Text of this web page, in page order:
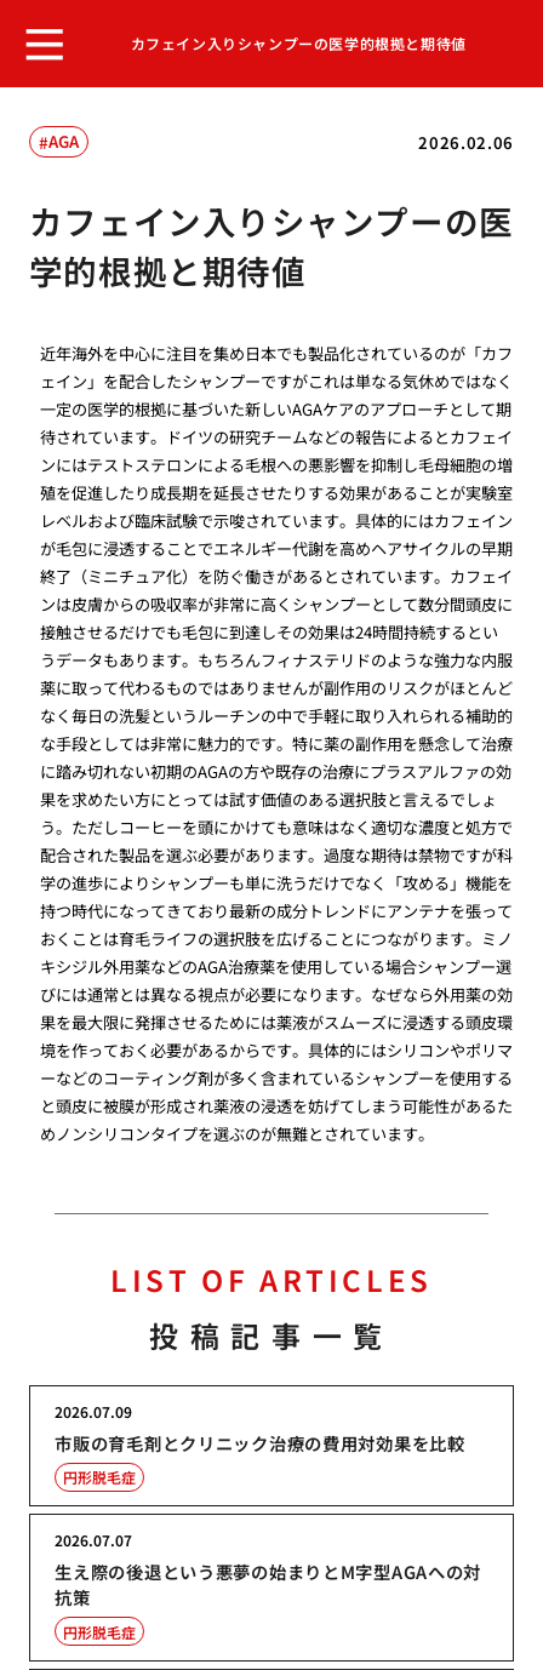
カフェイン入りシャンプーの医学的根拠と期待値
2026.02.06
AGA
カフェイン入りシャンプーの医
学的根拠と期待値
近年海外を中心に注目を集め日本でも製品化されているのが「カフ
ェイン」を配合したシャンプーですがこれは単なる気休めではなく
一定の医学的根拠に基づいた新しいAGAケアのアプローチとして期
待されています。ドイツの研究チームなどの報告によるとカフェイ
ンにはテストステロンによる毛根への悪影響を抑制し毛母細胞の増
殖を促進したり成長期を延長させたりする効果があることが実験室
レベルおよび臨床試験で示唆されています。具体的にはカフェイン
が毛包に浸透することでエネルギー代謝を高めヘアサイクルの早期
終了（ミニチュア化）を防ぐ働きがあるとされています。カフェイ
ンは皮膚からの吸収率が非常に高くシャンプーとして数分間頭皮に
接触させるだけでも毛包に到達しその効果は24時間持続するとい
うデータもあります。もちろんフィナステリドのような強力な内服
薬に取って代わるものではありませんが副作用のリスクがほとんど
なく毎日の洗髪というルーチンの中で手軽に取り入れられる補助的
な手段としては非常に魅力的です。特に薬の副作用を懸念して治療
に踏み切れない初期のAGAの方や既存の治療にプラスアルファの効
果を求めたい方にとっては試す価値のある選択肢と言えるでしょ
う。ただしコーヒーを頭にかけても意味はなく適切な濃度と処方で
配合された製品を選ぶ必要があります。過度な期待は禁物ですが科
学の進歩によりシャンプーも単に洗うだけでなく「攻める」機能を
持つ時代になってきており最新の成分トレンドにアンテナを張って
おくことは育毛ライフの選択肢を広げることにつながります。ミノ
キシジル外用薬などのAGA治療薬を使用している場合シャンプー選
びには通常とは異なる視点が必要になります。なぜなら外用薬の効
果を最大限に発揮させるためには薬液がスムーズに浸透する頭皮環
境を作っておく必要があるからです。具体的にはシリコンやポリマ
ーなどのコーティング剤が多く含まれているシャンプーを使用する
と頭皮に被膜が形成され薬液の浸透を妨げてしまう可能性があるた
めノンシリコンタイプを選ぶのが無難とされています。
LIST OF ARTICLES
投稿記事一覧
市販の育毛剤とクリニック治療の費用対効果を比較
2026.07.09
円形脱毛症
生え際の後退という悪夢の始まりとM字型AGAへの対
抗策
2026.07.07
円形脱毛症